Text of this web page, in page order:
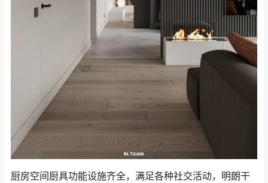
厨房空间厨具功能设施齐全，满足各种社交活动，明朗干